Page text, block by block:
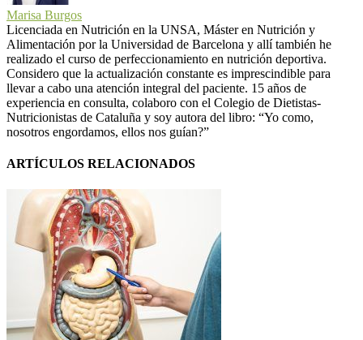
Marisa Burgos
Licenciada en Nutrición en la UNSA, Máster en Nutrición y
Alimentación por la Universidad de Barcelona y allí también he
realizado el curso de perfeccionamiento en nutrición deportiva.
Considero que la actualización constante es imprescindible para
llevar a cabo una atención integral del paciente. 15 años de
experiencia en consulta, colaboro con el Colegio de Dietistas-
Nutricionistas de Cataluña y soy autora del libro: “Yo como,
nosotros engordamos, ellos nos guían?”
ARTÍCULOS RELACIONADOS